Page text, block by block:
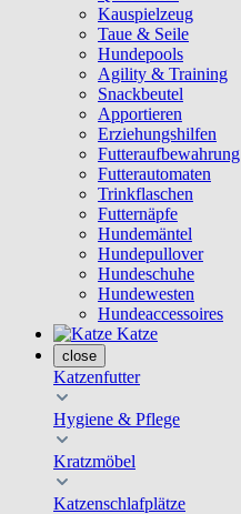
Kauspielzeug
Taue & Seile
Hundepools
Agility & Training
Snackbeutel
Apportieren
Erziehungshilfen
Futteraufbewahrung
Futterautomaten
Trinkflaschen
Futternäpfe
Hundemäntel
Hundepullover
Hundeschuhe
Hundewesten
Hundeaccessoires
Katze
close
Katzenfutter
Hygiene & Pflege
Kratzmöbel
Katzenschlafplätze